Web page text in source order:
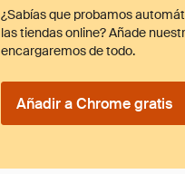
¿Sabías que probamos
las tiendas online? Añade
encargaremos de todo.
Añadir a Chrome gratis